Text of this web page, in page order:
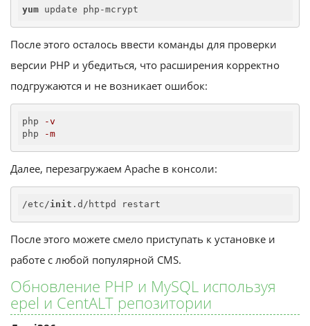
yum update php-mcrypt
После этого осталось ввести команды для проверки
версии PHP и убедиться, что расширения корректно
подгружаются и не возникает ошибок:
php
-v
php
-m
Далее, перезагружаем Apache в консоли:
/etc/init .d/httpd restart
После этого можете смело приступать к установке и
работе с любой популярной CMS.
Обновление PHP и MySQL используя
epel и CentALT репозитории